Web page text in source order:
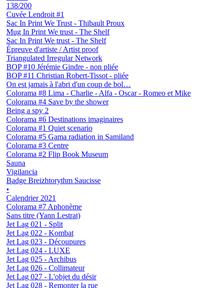
138/200
Cuvée Lendroit #1
Sac In Print We Trust - Thibault Proux
Mug In Print We trust - The Shelf
Sac In Print We trust - The Shelf
Épreuve d'artiste / Artist proof
Triangulated Irregular Network
BOP #10 Jérémie Gindre - non pliée
BOP #11 Christian Robert-Tissot - pliée
On est jamais à l'abri d'un coup de bol…
Colorama #8 Lima - Charlie - Alfa - Oscar - Romeo et Mike
Colorama #4 Save by the shower
Being a spy 2
Colorama #6 Destinations imaginaires
Colorama #1 Quiet scenario
Colorama #5 Gama radiation in Samiland
Colorama #3 Centre
Colorama #2 Flip Book Museum
Sauna
Vigilancia
Badge Breizhtorythm Saucisse
•
Calendrier 2021
Colorama #7 Aphonème
Sans titre (Yann Lestrat)
Jet Lag 021 - Split
Jet Lag 022 - Kombat
Jet Lag 023 - Découpures
Jet Lag 024 - LUXE
Jet Lag 025 - Archibus
Jet Lag 026 - Collimateur
Jet Lag 027 - L'objet du désir
Jet Lag 028 - Remonter la rue